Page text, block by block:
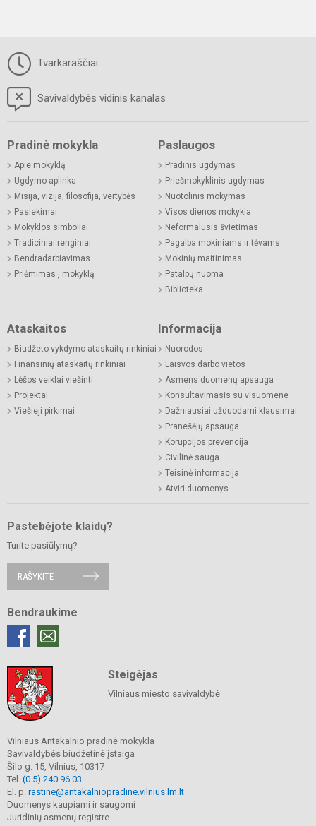
Tvarkaraščiai
Savivaldybės vidinis kanalas
Pradinė mokykla
Apie mokyklą
Ugdymo aplinka
Misija, vizija, filosofija, vertybės
Pasiekimai
Mokyklos simboliai
Tradiciniai renginiai
Bendradarbiavimas
Priėmimas į mokyklą
Paslaugos
Pradinis ugdymas
Priešmokyklinis ugdymas
Nuotolinis mokymas
Visos dienos mokykla
Neformalusis švietimas
Pagalba mokiniams ir tėvams
Mokinių maitinimas
Patalpų nuoma
Biblioteka
Ataskaitos
Biudžeto vykdymo ataskaitų rinkiniai
Finansinių ataskaitų rinkiniai
Lėšos veiklai viešinti
Projektai
Viešieji pirkimai
Informacija
Nuorodos
Laisvos darbo vietos
Asmens duomenų apsauga
Konsultavimasis su visuomene
Dažniausiai užduodami klausimai
Pranešėjų apsauga
Korupcijos prevencija
Civilinė sauga
Teisinė informacija
Atviri duomenys
Pastebėjote klaidų?
Turite pasiūlymų?
RAŠYKITE
Bendraukime
Steigėjas
Vilniaus miesto savivaldybė
Vilniaus Antakalnio pradinė mokykla
Savivaldybės biudžetinė įstaiga
Šilo g. 15, Vilnius, 10317
Tel. (0 5) 240 96 03
El. p. rastine@antakalniopradine.vilnius.lm.lt
Duomenys kaupiami ir saugomi
Juridinių asmenų registre